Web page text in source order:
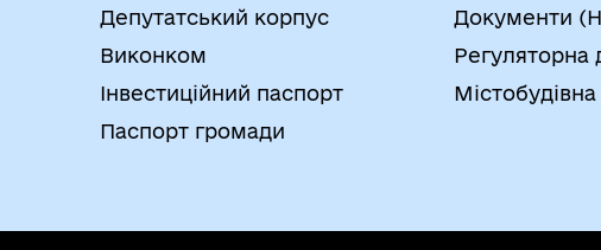
Депутатський корпус
Виконком
Інвестиційний паспорт
Паспорт громади
Документи
Регуляторна